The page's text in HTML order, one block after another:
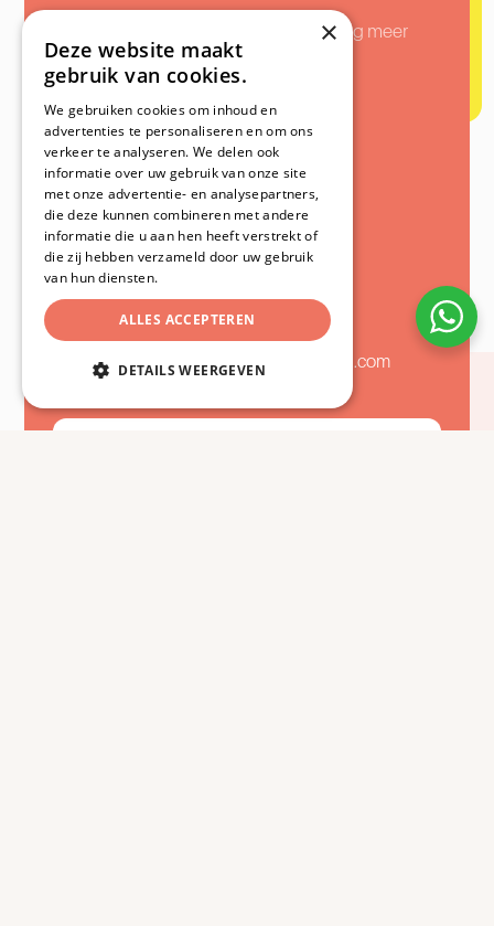
Onze recruiter Hanneke vertelt je graag meer
over de mogelijkheden!
Hanneke van Loon
Recruiter
06 30 78 91 95
werkenbijnummereen@nummereen.com
×
Deze website maakt
gebruik van cookies.
We gebruiken cookies om inhoud en
advertenties te personaliseren en om ons
verkeer te analyseren. We delen ook
informatie over uw gebruik van onze site
met onze advertentie- en analysepartners,
die deze kunnen combineren met andere
informatie die u aan hen heeft verstrekt of
die zij hebben verzameld door uw gebruik
van hun diensten.
ALLES ACCEPTEREN
DETAILS WEERGEVEN